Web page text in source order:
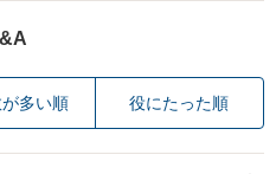
多い順 役にたった順